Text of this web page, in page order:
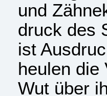
und
druck des
ist
heu­len die
Wut über